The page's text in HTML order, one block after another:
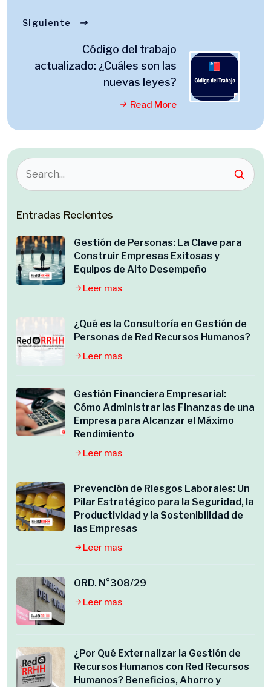
Siguiente
Código del trabajo
actualizado: ¿Cuáles son las
nuevas leyes?
Read More
Entradas Recientes
Gestión de Personas: La Clave para
Construir Empresas Exitosas y
Equipos de Alto Desempeño
Leer mas
¿Qué es la Consultoría en Gestión de
Personas de Red Recursos Humanos?
Leer mas
Gestión Financiera Empresarial:
Cómo Administrar las Finanzas de una
Empresa para Alcanzar el Máximo
Rendimiento
Leer mas
Prevención de Riesgos Laborales: Un
Pilar Estratégico para la Seguridad, la
Productividad y la Sostenibilidad de
las Empresas
Leer mas
ORD. N°308/29
Leer mas
¿Por Qué Externalizar la Gestión de
Recursos Humanos con Red Recursos
Humanos? Beneficios, Ahorro y